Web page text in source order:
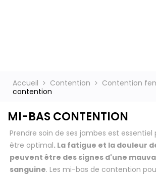
Accueil Contention Contention
contention
MI-BAS CONTENTION
Prendre soin de ses jambes est
être optimal. La fatigue et la douleur
peuvent être des signes d'une
sanguine. Les mi-bas de contention